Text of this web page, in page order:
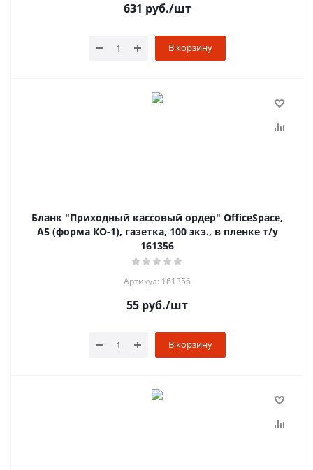
631 руб./шт
В корзину
Бланк "Приходный кассовый ордер" OfficeSpace,
А5 (форма КО-1), газетка, 100 экз., в пленке т/у
161356
Артикул: 161356
55 руб./шт
В корзину